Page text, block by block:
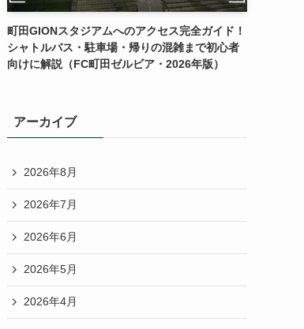
町田GIONスタジアムへのアクセス完全ガイド！
シャトルバス・駐車場・帰りの混雑まで初心者
向けに解説（FC町田ゼルビア・2026年版）
アーカイブ
2026年8月
2026年7月
2026年6月
2026年5月
2026年4月